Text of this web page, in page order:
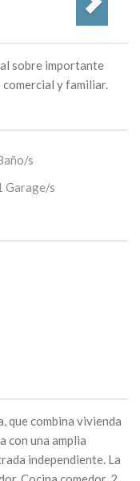
sobre importante
y familiar.
s
Garage/s
que combina vivienda
con una amplia
independiente. La